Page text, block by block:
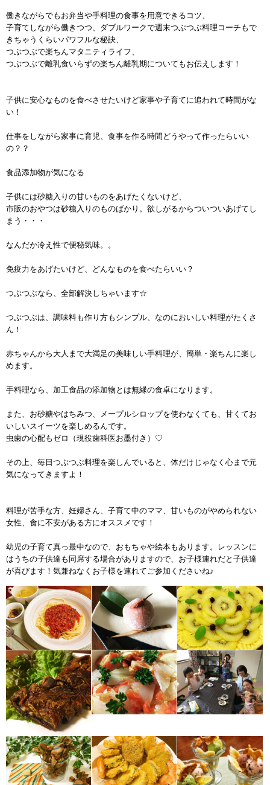
働きながらでもお弁当や手料理の食事を用意できるコツ、
子育てしながら働きつつ、ダブルワークで週末つぶつぶ料理コーチもで
きちゃうくらいパワフルな秘訣、
つぶつぶで楽ちんマタニティライフ、
つぶつぶで離乳食いらずの楽ちん離乳期についてもお伝えします！
子供に安心なものを食べさせたいけど家事や子育てに追われて時間がな
い！
仕事をしながら家事に育児、食事を作る時間どうやって作ったらいい
の？？
食品添加物が気になる
子供には砂糖入りの甘いものをあげたくないけど、
市販のおやつは砂糖入りのものばかり。欲しがるからついついあげてし
まう・・・
なんだか冷え性で便秘気味。。
免疫力をあげたいけど、どんなものを食べたらいい？
つぶつぶなら、全部解決しちゃいます☆
つぶつぶは、調味料も作り方もシンプル、なのにおいしい料理がたくさ
ん！
赤ちゃんから大人まで大満足の美味しい手料理が、簡単・楽ちんに楽し
めます。
手料理なら、加工食品の添加物とは無縁の食卓になります。
また、お砂糖やはちみつ、メープルシロップを使わなくても、甘くてお
いしいスイーツを楽しめるんです。
虫歯の心配もゼロ（現役歯科医お墨付き）♡
その上、毎日つぶつぶ料理を楽しんでいると、体だけじゃなく心まで元
気になってきますよ！
料理が苦手な方、妊婦さん、子育て中のママ、甘いものがやめられない
女性、食に不安がある方にオススメです！
幼児の子育て真っ最中なので、おもちゃや絵本もあります。レッスンに
はうちの子供達も同席する場合がありますので、お子様連れだと子供達
が喜びます！気兼ねなくお子様を連れてご参加くださいね♪